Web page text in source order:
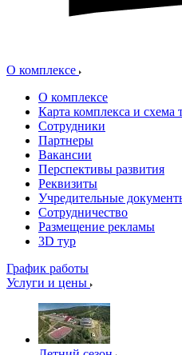
О комплексе
О комплексе
Карта комплекса и схема
Сотрудники
Партнеры
Вакансии
Перспективы развития
Реквизиты
Учредительные
Сотрудничество
Размещение рекламы
3D тур
График работы
Услуги и цены